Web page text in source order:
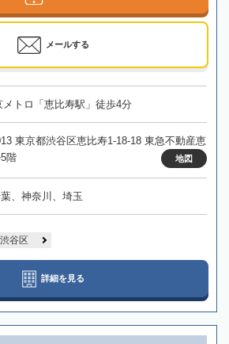
メールする
メトロ「恵比寿駅」徒歩4分
東京都渋谷区恵比寿1-18-18 東急不動産恵
階
地図
、神奈川、埼玉
渋谷区
詳細を見る